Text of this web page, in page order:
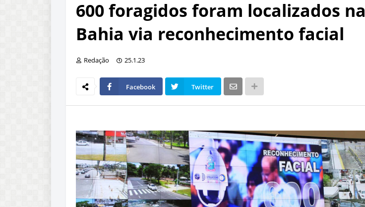
600 foragidos foram localizados na
Bahia via reconhecimento facial
Redação 25.1.23
Facebook Twitter